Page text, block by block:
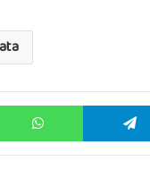
WhatsApp